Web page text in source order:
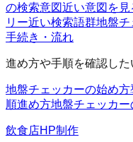
の検索意図近い意図を見
リー近い検索語群地盤チ
手続き・流れ
進め方や手順を確認した
地盤チェッカーの始め方
順進め方地盤チェッカ
飲食店HP制作